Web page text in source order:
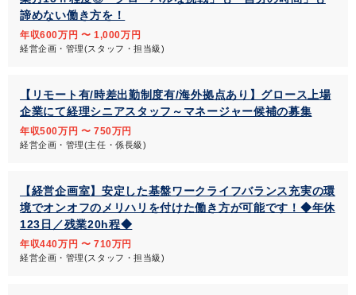
諦めない働き方を！
年収600万円 〜 1,000万円
経営企画・管理(スタッフ・担当級)
【リモート有/時差出勤制度有/海外拠点あり】グロース上場
企業にて経理シニアスタッフ～マネージャー候補の募集
年収500万円 〜 750万円
経営企画・管理(主任・係長級)
【経営企画室】安定した基盤ワークライフバランス充実の環
境でオンオフのメリハリを付けた働き方が可能です！◆年休
123日／残業20h程◆
年収440万円 〜 710万円
経営企画・管理(スタッフ・担当級)